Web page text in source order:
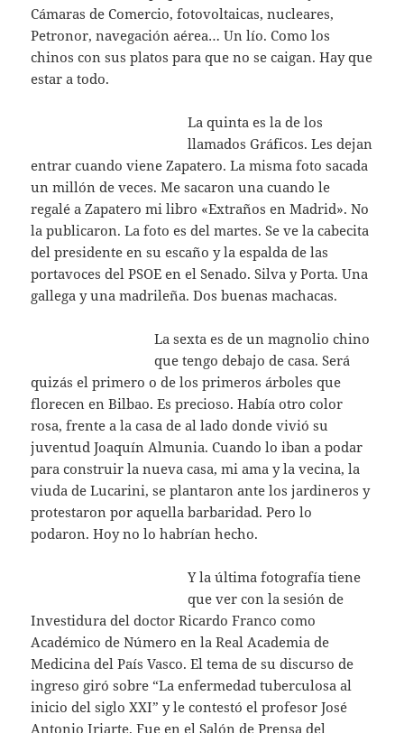
Cámaras de Comercio, fotovoltaicas, nucleares,
Petronor, navegación aérea… Un lío. Como los
chinos con sus platos para que no se caigan. Hay que
estar a todo.
La quinta es la de los
llamados Gráficos. Les dejan
entrar cuando viene Zapatero. La misma foto sacada
un millón de veces. Me sacaron una cuando le
regalé a Zapatero mi libro «Extraños en Madrid». No
la publicaron. La foto es del martes. Se ve la cabecita
del presidente en su escaño y la espalda de las
portavoces del PSOE en el Senado. Silva y Porta. Una
gallega y una madrileña. Dos buenas machacas.
La sexta es de un magnolio chino
que tengo debajo de casa. Será
quizás el primero o de los primeros árboles que
florecen en Bilbao. Es precioso. Había otro color
rosa, frente a la casa de al lado donde vivió su
juventud Joaquín Almunia. Cuando lo iban a podar
para construir la nueva casa, mi ama y la vecina, la
viuda de Lucarini, se plantaron ante los jardineros y
protestaron por aquella barbaridad. Pero lo
podaron. Hoy no lo habrían hecho.
Y la última fotografía tiene
que ver con la sesión de
Investidura del doctor Ricardo Franco como
Académico de Número en la Real Academia de
Medicina del País Vasco. El tema de su discurso de
ingreso giró sobre “La enfermedad tuberculosa al
inicio del siglo XXI” y le contestó el profesor José
Antonio Iriarte. Fue en el Salón de Prensa del